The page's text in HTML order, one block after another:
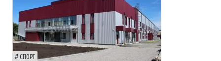
СПОРТ